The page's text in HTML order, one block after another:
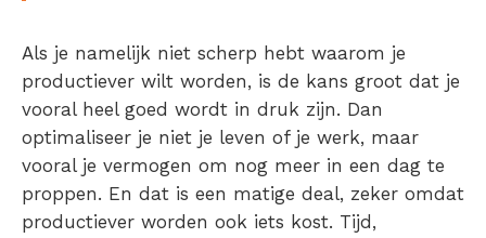
Als je namelijk niet scherp hebt waarom je
productiever wilt worden, is de kans groot dat je
vooral heel goed wordt in druk zijn. Dan
optimaliseer je niet je leven of je werk, maar
vooral je vermogen om nog meer in een dag te
proppen. En dat is een matige deal, zeker omdat
productiever worden ook iets kost. Tijd,